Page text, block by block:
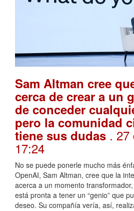
Sam Altman cree
cerca de crear a un
de conceder
pero la comunidad
tiene sus dudas . 27
17:24
No se puede ponerle mucho más
OpenAI, Sam Altman, cree que la
acerca a un momento
está pronta a tener un “genio” que
deseo. Su compañía vería, así,